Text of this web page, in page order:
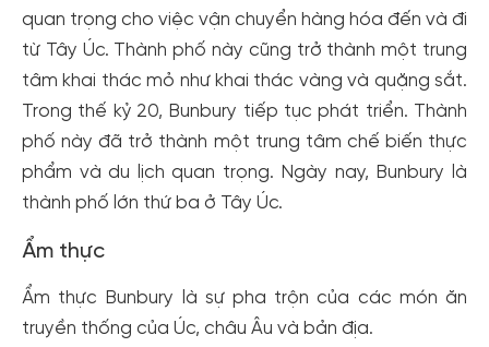
quan trọng cho việc vận chuyển hàng hóa đến và đi
từ Tây Úc. Thành phố này cũng trở thành một trung
tâm khai thác mỏ như khai thác vàng và quặng sắt.
Trong thế kỷ 20, Bunbury tiếp tục phát triển. Thành
phố này đã trở thành một trung tâm chế biến thực
phẩm và du lịch quan trọng. Ngày nay, Bunbury là
thành phố lớn thứ ba ở Tây Úc.
Ẩm thực
Ẩm thực Bunbury là sự pha trộn của các món ăn
truyền thống của Úc, châu Âu và bản địa.